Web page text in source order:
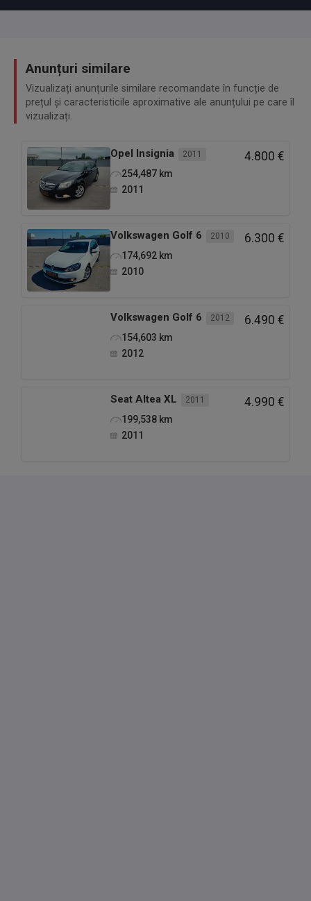
Anunțuri similare
Vizualizați anunțurile similare recomandate în funcție de
prețul și caracteristicile aproximative ale anunțului pe care îl
vizualizați.
Opel Insignia 2011 4.800 €
254,487 km
2011
Volkswagen Golf 6 2010 6.300 €
174,692 km
2010
Volkswagen Golf 6 2012 6.490 €
154,603 km
2012
Seat Altea XL 2011 4.990 €
199,538 km
2011